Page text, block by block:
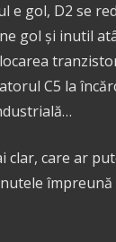
e gol, D2 se
gol și inutil
C5 la
clar, care ar